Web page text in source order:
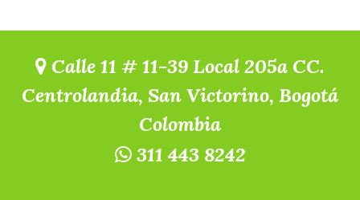
Calle 11 # 11-39 Local 205a CC.
Centrolandia, San Victorino, Bogotá
Colombia
311 443 8242